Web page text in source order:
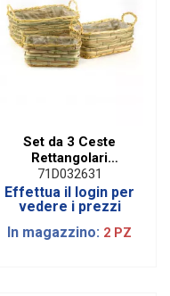
Set da 3 Ceste
Rettangolari
Assortite con Manici
Verde
71D032631
Effettua il login per
vedere i prezzi
In magazzino: 2 PZ